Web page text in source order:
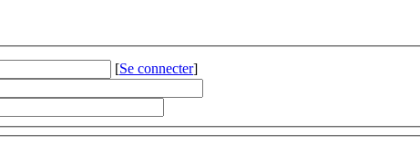
[Se connecter]